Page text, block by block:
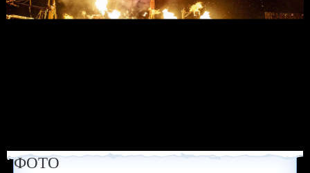
ФОТО